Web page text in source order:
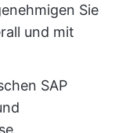
Sie
und mit
SAP